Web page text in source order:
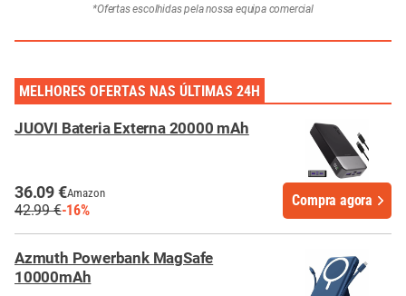
*Ofertas escolhidas pela nossa equipa comercial
MELHORES OFERTAS NAS ÚLTIMAS 24H
JUOVI Bateria Externa 20000 mAh
36.09 €Amazon
42.99 €-16%
Compra agora
Azmuth Powerbank MagSafe
10000mAh